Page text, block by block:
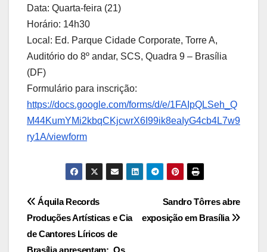
Data: Quarta-feira (21)
Horário: 14h30
Local: Ed. Parque Cidade Corporate, Torre A,
Auditório do 8º andar, SCS, Quadra 9 – Brasília
(DF)
Formulário para inscrição:
https://docs.google.com/forms/d/e/1FAIpQLSeh_Q
M44KumYMi2kbqCKjcwrX6I99ik8eaIyG4cb4L7w9
ry1A/viewform
Navegação
de
Sandro Tôrres abre
exposição em Brasília
Áquila Records
Produções Artísticas e Cia
de Cantores Líricos de